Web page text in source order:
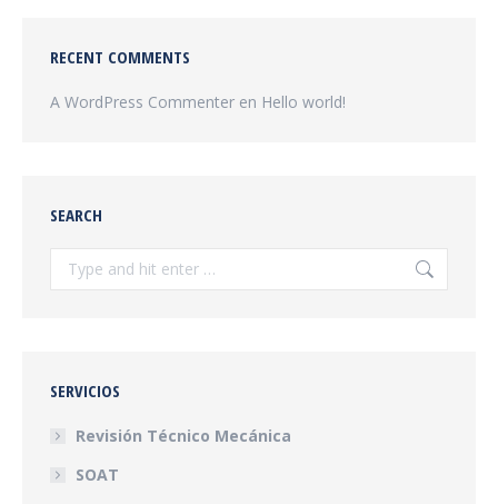
RECENT COMMENTS
A WordPress Commenter en Hello world!
SEARCH
Search:
SERVICIOS
Revisión Técnico Mecánica
SOAT